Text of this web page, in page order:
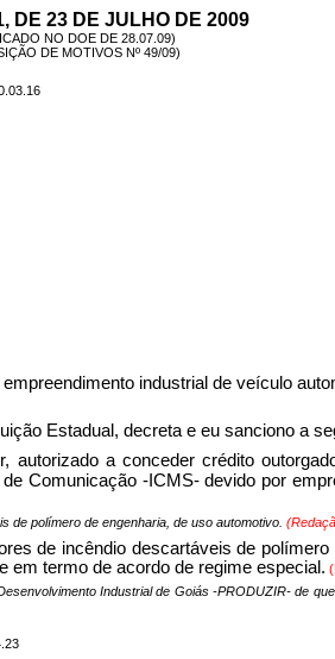
DE 23 DE JULHO DE 2009
NO DOE DE 28.07.09)
DE MOTIVOS Nº 49/09)
industrial de veículo
Estadual, decreta e eu sanciono a
a conceder crédito
Comunicação -ICMS- devido por
de polímero de engenharia, de uso automotivo.
de incêndio descartáveis de
em termo de acordo de regime especial.
Industrial de Goiás -PRODUZIR- de